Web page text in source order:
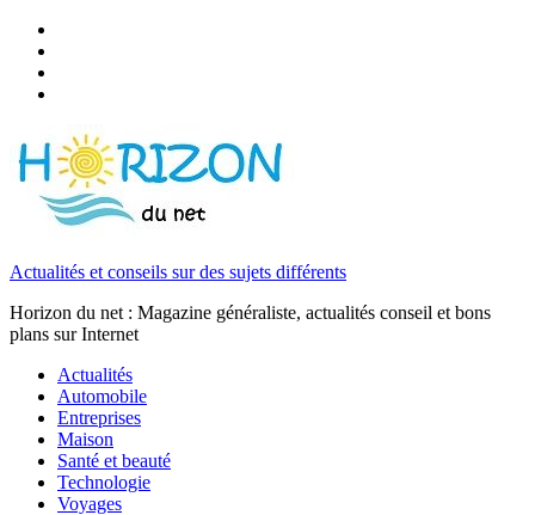
Actualités et conseils sur des sujets différents
Horizon du net : Magazine généraliste, actualités conseil et bons
plans sur Internet
Actualités
Automobile
Entreprises
Maison
Santé et beauté
Technologie
Voyages